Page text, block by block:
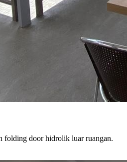
folding door hidrolik luar ruangan.